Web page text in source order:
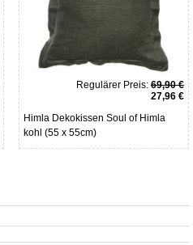
Regulärer Preis: 69,90 €
27,96 €
Himla Dekokissen Soul of Himla
kohl (55 x 55cm)